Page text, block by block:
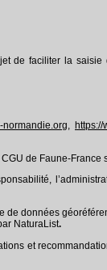
de faciliter la
normandie.org,
de Faune-France
de données
NaturaList.
et